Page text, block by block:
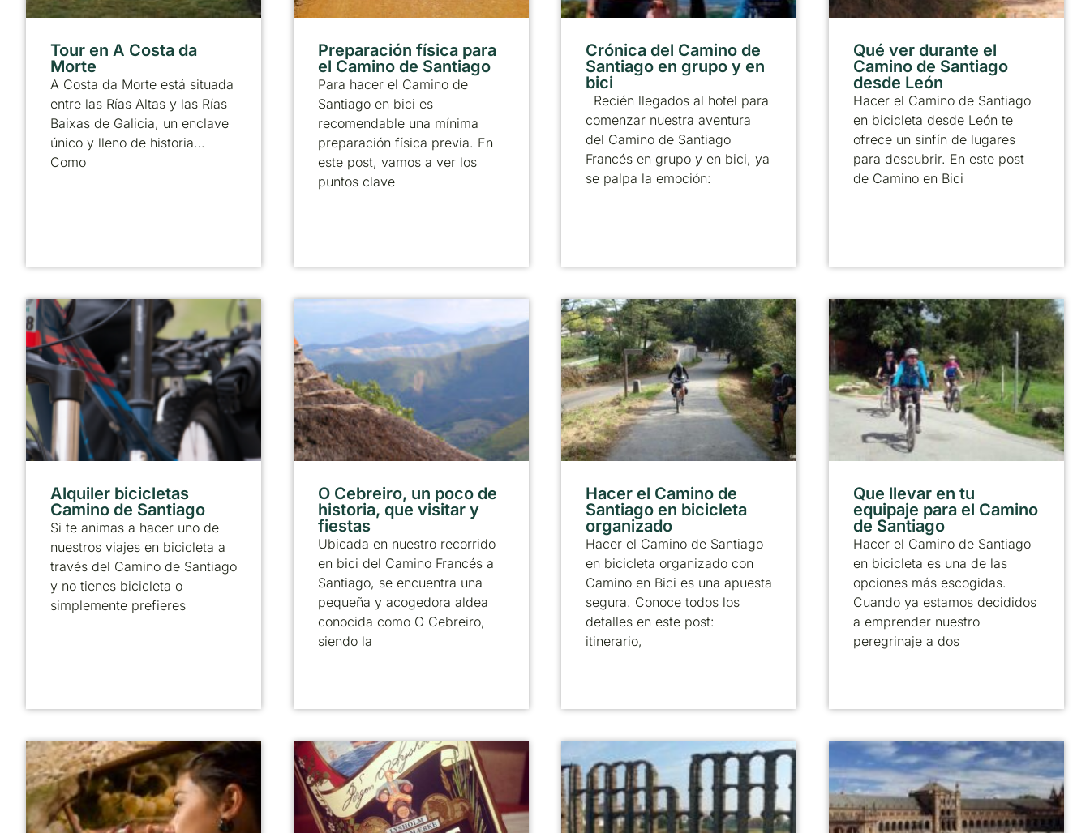
Tour en A Costa da
Morte
A Costa da Morte está situada
entre las Rías Altas y las Rías
Baixas de Galicia, un enclave
único y lleno de historia…
Como
Preparación física para
el Camino de Santiago
Para hacer el Camino de
Santiago en bici es
recomendable una mínima
preparación física previa. En
este post, vamos a ver los
puntos clave
Crónica del Camino de
Santiago en grupo y en
bici
Recién llegados al hotel para
comenzar nuestra aventura
del Camino de Santiago
Francés en grupo y en bici, ya
se palpa la emoción:
Qué ver durante el
Camino de Santiago
desde León
Hacer el Camino de Santiago
en bicicleta desde León te
ofrece un sinfín de lugares
para descubrir. En este post
de Camino en Bici
Alquiler bicicletas
Camino de Santiago
Si te animas a hacer uno de
nuestros viajes en bicicleta a
través del Camino de Santiago
y no tienes bicicleta o
simplemente prefieres
O Cebreiro, un poco de
historia, que visitar y
fiestas
Ubicada en nuestro recorrido
en bici del Camino Francés a
Santiago, se encuentra una
pequeña y acogedora aldea
conocida como O Cebreiro,
siendo la
Hacer el Camino de
Santiago en bicicleta
organizado
Hacer el Camino de Santiago
en bicicleta organizado con
Camino en Bici es una apuesta
segura. Conoce todos los
detalles en este post:
itinerario,
Que llevar en tu
equipaje para el Camino
de Santiago
Hacer el Camino de Santiago
en bicicleta es una de las
opciones más escogidas.
Cuando ya estamos decididos
a emprender nuestro
peregrinaje a dos